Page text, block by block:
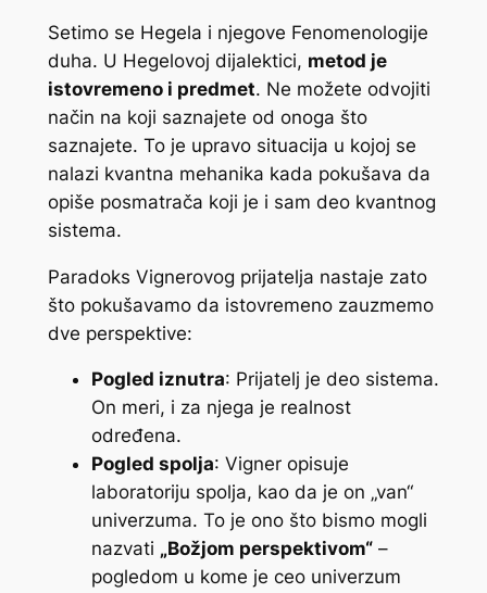
Setimo se Hegela i njegove Fenomenologije
duha. U Hegelovoj dijalektici, metod je
istovremeno i predmet. Ne možete odvojiti
način na koji saznajete od onoga što
saznajete. To je upravo situacija u kojoj se
nalazi kvantna mehanika kada pokušava da
opiše posmatrača koji je i sam deo kvantnog
sistema.
Paradoks Vignerovog prijatelja nastaje zato
što pokušavamo da istovremeno zauzmemo
dve perspektive:
Pogled iznutra: Prijatelj je deo sistema.
On meri, i za njega je realnost
određena.
Pogled spolja: Vigner opisuje
laboratoriju spolja, kao da je on „van“
univerzuma. To je ono što bismo mogli
nazvati „Božjom perspektivom“–
pogledom u kome je ceo univerzum